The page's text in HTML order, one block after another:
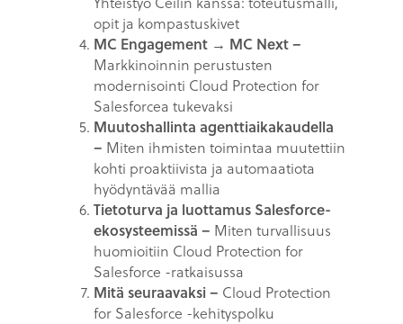
opit ja kompastuskivet
MC Engagement → MC Next –
Markkinoinnin perustusten
modernisointi Cloud Protection for
Salesforcea tukevaksi
Muutoshallinta agenttiaikakaudella
– Miten ihmisten toimintaa muutettiin
kohti proaktiivista ja automaatiota
hyödyntävää mallia
Tietoturva ja luottamus Salesforce-
ekosysteemissä – Miten turvallisuus
huomioitiin Cloud Protection for
Salesforce -ratkaisussa
Mitä seuraavaksi – Cloud Protection
for Salesforce -kehityspolku